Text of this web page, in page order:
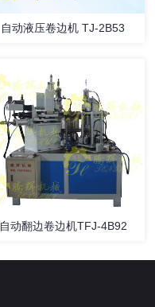
自动液压卷边机 TJ-2B53
自动翻边卷边机TFJ-4B92